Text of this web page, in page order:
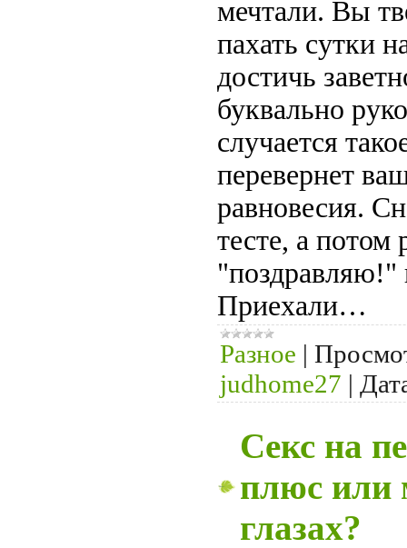
мечтали. Вы
пахать сутки
достичь
буквально
случается
перевернет
равновесия.
тесте, а потом
"поздравляю!"
Приехали…
Разное |
judhome27 |
Секс на
плюс или
глазах?